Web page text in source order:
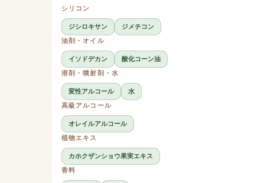
シリコン
ジシロキサン
ジメチコン
油剤・オイル
イソドデカン
酸化コーン油
溶剤・噴射剤・水
変性アルコール
水
高級アルコール
オレイルアルコール
植物エキス
カホクザンショウ果実エキス
香料